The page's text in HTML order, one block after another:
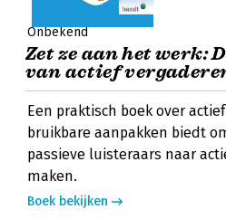
Onbekend
Zet ze aan het werk:
van actief
Een praktisch boek over
bruikbare aanpakken biedt
passieve luisteraars naar
maken.
Boek bekijken